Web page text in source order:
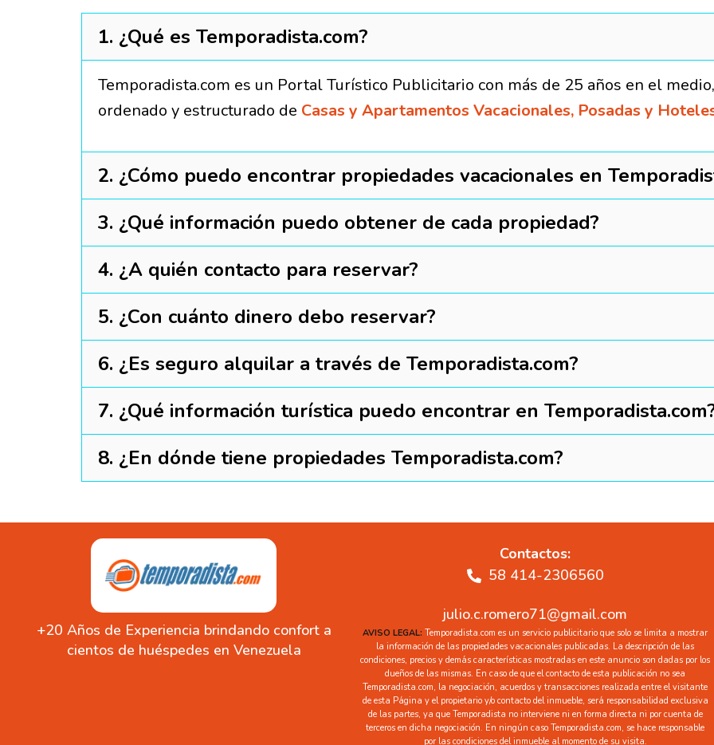
1. ¿Qué es Temporadista.com?
Temporadista.com es un Portal Turístico Publicitario con más de 25 años en el
ordenado y estructurado de Casas y Apartamentos Vacacionales, Posadas y
2. ¿Cómo puedo encontrar propiedades vacacionales en
3. ¿Qué información puedo obtener de cada propiedad?
4. ¿A quién contacto para reservar?
5. ¿Con cuánto dinero debo reservar?
6. ¿Es seguro alquilar a través de Temporadista.com?
7. ¿Qué información turística puedo encontrar en
8. ¿En dónde tiene propiedades Temporadista.com?
+20 Años de Experiencia brindando confort a
cientos de huéspedes en Venezuela
Contactos:
58 414-2306560
julio.c.romero71@gmail.com
AVISO LEGAL: Temporadista.com es un servicio publicitario que solo se limita a mostrar
la información de las propiedades vacacionales publicadas. La descripción de las
condiciones, precios y demás características mostradas en este anuncio son dadas por los
dueños de las mismas. En caso de que el contacto de esta publicación no sea
Temporadista.com, la negociación, acuerdos y transacciones realizada entre el visitante
de esta Página y el propietario y/o contacto del inmueble, será responsabilidad exclusiva
de las partes, ya que Temporadista no interviene ni en forma directa ni por cuenta de
terceros en dicha negociación. En ningún caso Temporadista.com, se hace responsable
por las condiciones del inmueble al momento de su visita.